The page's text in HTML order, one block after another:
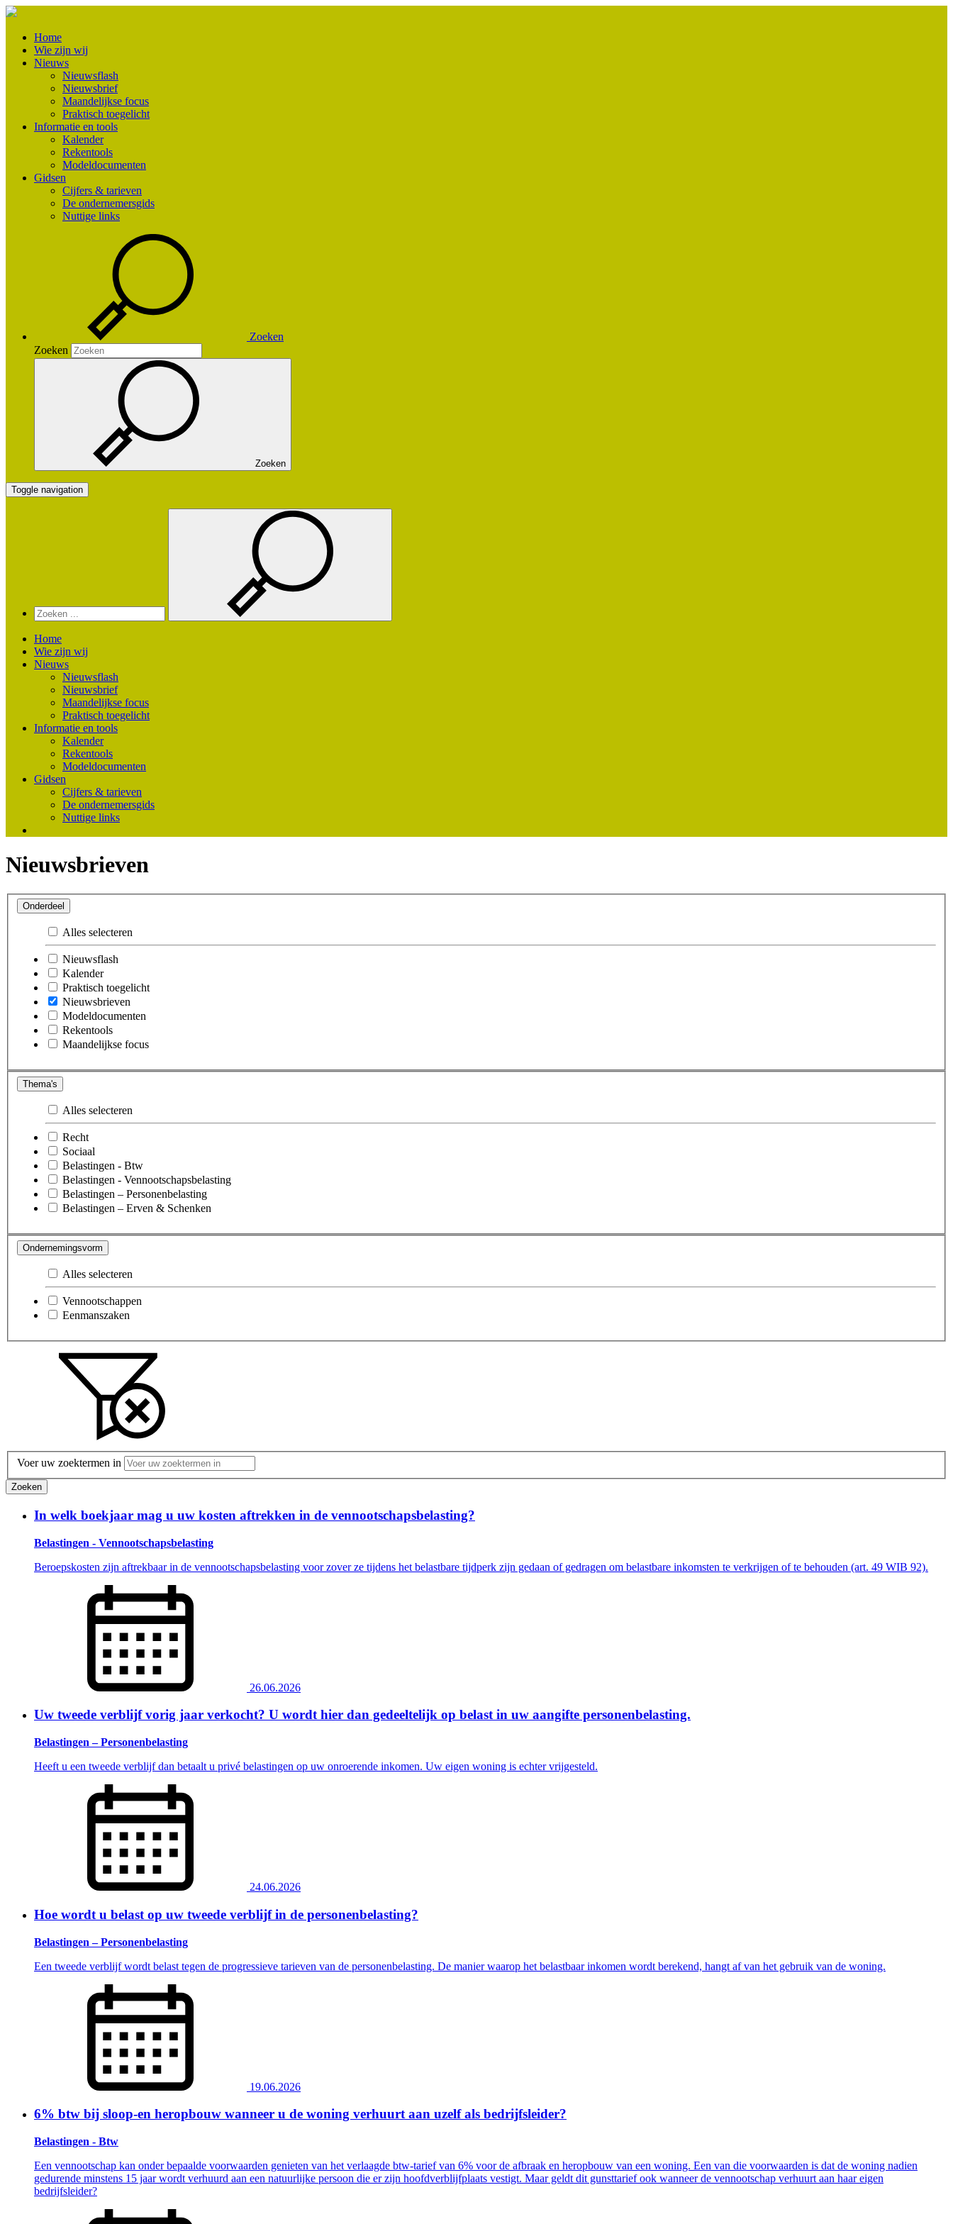
Home
Wie zijn wij
Nieuws
Nieuwsflash
Nieuwsbrief
Maandelijkse focus
Praktisch toegelicht
Informatie en tools
Kalender
Rekentools
Modeldocumenten
Gidsen
Cijfers & tarieven
De ondernemersgids
Nuttige links
Zoeken
Zoeken
Zoeken
Toggle navigation
Home
Wie zijn wij
Nieuws
Nieuwsflash
Nieuwsbrief
Maandelijkse focus
Praktisch toegelicht
Informatie en tools
Kalender
Rekentools
Modeldocumenten
Gidsen
Cijfers & tarieven
De ondernemersgids
Nuttige links
Nieuwsbrieven
Onderdeel
Alles selecteren
Nieuwsflash
Kalender
Praktisch toegelicht
Nieuwsbrieven
Modeldocumenten
Rekentools
Maandelijkse focus
Thema's
Alles selecteren
Recht
Sociaal
Belastingen - Btw
Belastingen - Vennootschapsbelasting
Belastingen – Personenbelasting
Belastingen – Erven & Schenken
Ondernemingsvorm
Alles selecteren
Vennootschappen
Eenmanszaken
Voer uw zoektermen in
Zoeken
In welk boekjaar mag u uw kosten aftrekken in de vennootschapsbelasting?
Belastingen - Vennootschapsbelasting
Beroepskosten zijn aftrekbaar in de vennootschapsbelasting voor zover ze tijdens het belastbare tijdperk zijn gedaan of gedragen om belastbare inkomsten te verkrijgen of te behouden (art. 49 WIB 92).
26.06.2026
Uw tweede verblijf vorig jaar verkocht? U wordt hier dan gedeeltelijk op belast in uw aangifte personenbelasting.
Belastingen – Personenbelasting
Heeft u een tweede verblijf dan betaalt u privé belastingen op uw onroerende inkomen. Uw eigen woning is echter vrijgesteld.
24.06.2026
Hoe wordt u belast op uw tweede verblijf in de personenbelasting?
Belastingen – Personenbelasting
Een tweede verblijf wordt belast tegen de progressieve tarieven van de personenbelasting. De manier waarop het belastbaar inkomen wordt berekend, hangt af van het gebruik van de woning.
19.06.2026
6% btw bij sloop-en heropbouw wanneer u de woning verhuurt aan uzelf als bedrijfsleider?
Belastingen - Btw
Een vennootschap kan onder bepaalde voorwaarden genieten van het verlaagde btw-tarief van 6% voor de afbraak en heropbouw van een woning. Een van die voorwaarden is dat de woning nadien
gedurende minstens 15 jaar wordt verhuurd aan een natuurlijke persoon die er zijn hoofdverblijfplaats vestigt. Maar geldt dit gunsttarief ook wanneer de vennootschap verhuurt aan haar eigen
bedrijfsleider?